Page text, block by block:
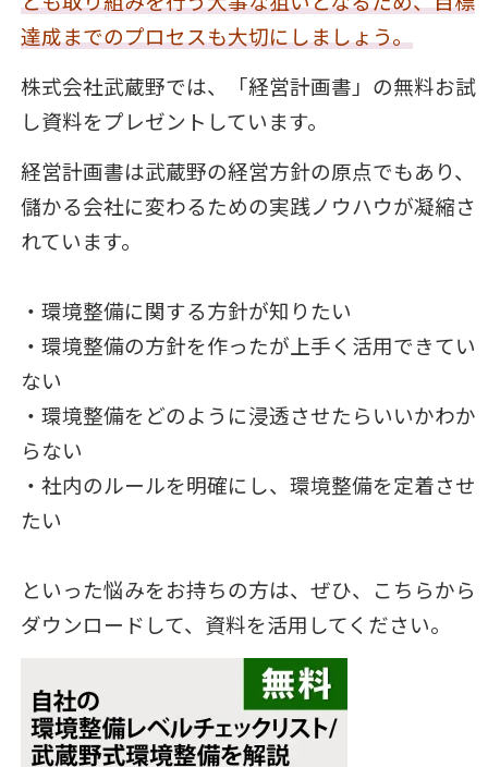
達成までのプロセスも大切にしましょう。
株式会社武蔵野では、「経営計画書」の無料お試
し資料をプレゼントしています。
経営計画書は武蔵野の経営方針の原点でもあり、
儲かる会社に変わるための実践ノウハウが凝縮さ
れています。
・環境整備に関する方針が知りたい
・環境整備の方針を作ったが上手く活用できてい
ない
・環境整備をどのように浸透させたらいいかわか
らない
・社内のルールを明確にし、環境整備を定着させ
たい
といった悩みをお持ちの方は、ぜひ、こちらから
ダウンロードして、資料を活用してください。